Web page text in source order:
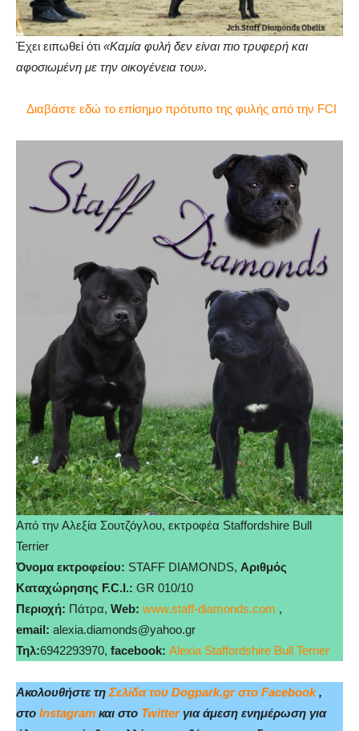
Έχει ειπωθεί ότι «Καμία φυλή δεν είναι πιο τρυφερή και
αφοσιωμένη με την οικογένεια του».
Διαβάστε εδώ το επίσημο πρότυπο της φυλής από την FCI
Από την Αλεξία Σουτζόγλου, εκτροφέα Staffordshire Bull
Terrier
Όνομα εκτροφείου: STAFF DIAMONDS, Αριθμός
Καταχώρησης F.C.I.: GR 010/10
Περιοχή: Πάτρα, Web: www.staff-diamonds.com ,
email: alexia.diamonds@yahoo.gr
Τηλ:6942293970, facebook: Alexia Staffordshire Bull Terrier
Ακολουθήστε τη Σελίδα του Dogpark.gr στο Facebook,
στο Instagram και στο Twitterγια άμεση ενημέρωση για